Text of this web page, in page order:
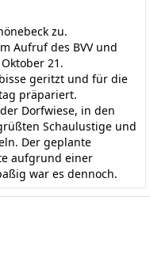
zu.
Aufruf des BVV und
21.
geritzt und für die
präpariert.
Dorfwiese, in den
Schaulustige und
Der geplante
aufgrund einer
war es dennoch.